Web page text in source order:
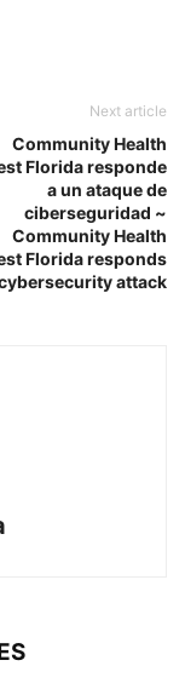
Next article
Community Health
Florida responde
a un ataque de
ciberseguridad ~
Community Health
Florida responds
attack